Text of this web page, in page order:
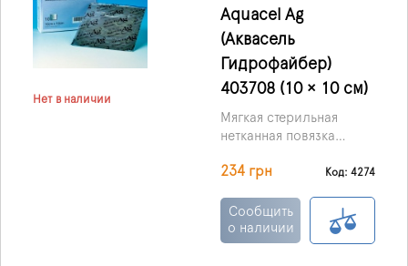
ионизированного
серебра.
Нет в наличии
Aquacel Ag
(Аквасель
Гидрофайбер)
403708 (10 × 10 см)
Мягкая стерильная
нетканная повязка
с серебром обладает
антимикробными
свойствами, но также и
высокой
234 грн Код: 4274
Сообщить
о наличии